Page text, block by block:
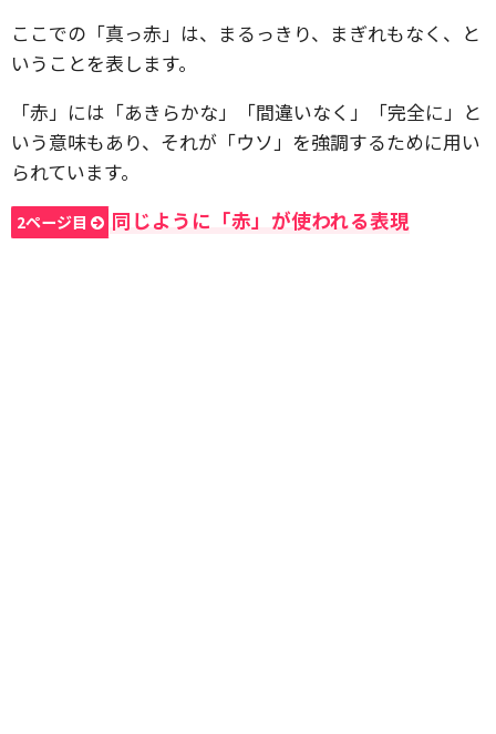
ここでの「真っ赤」は、まるっきり、まぎれもなく、と
いうことを表します。
「赤」には「あきらかな」「間違いなく」「完全に」と
いう意味もあり、それが「ウソ」を強調するために用い
られています。
2ページ目 同じように「赤」が使われる表現